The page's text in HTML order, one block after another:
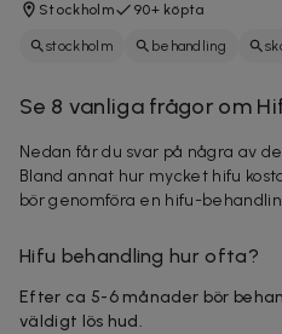
Stockholm 90+ köpta
stockholm behandling
Se 8 vanliga frågor om
Nedan får du svar på några av
Bland annat hur mycket hifu
bör genomföra en hifu-
Hifu behandling hur ofta?
Efter ca 5-6 månader bör
väldigt lös hud.